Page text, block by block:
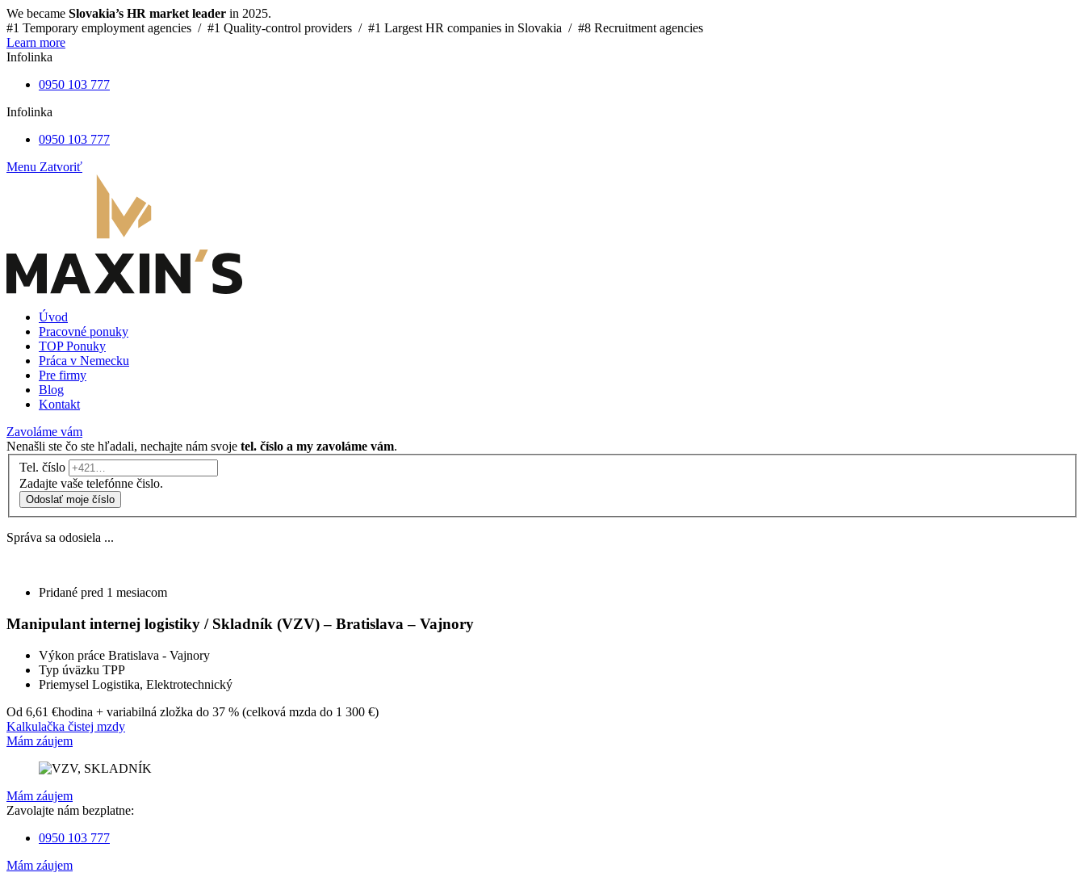
We became Slovakia’s HR market leader in 2025.
#1 Temporary employment agencies / #1 Quality-control providers / #1 Largest HR companies in Slovakia / #8 Recruitment agencies
Learn more
Infolinka
0950 103 777
Infolinka
0950 103 777
Menu Zatvoriť
Úvod
Pracovné ponuky
TOP Ponuky
Práca v Nemecku
Pre firmy
Blog
Kontakt
Zavoláme vám
Nenašli ste čo ste hľadali, nechajte nám svoje tel. číslo a my zavoláme vám.
Tel. číslo
Zadajte vaše telefónne čislo.
Odoslať moje číslo
Správa sa odosiela ...
Pridané pred 1 mesiacom
Manipulant internej logistiky / Skladník (VZV) – Bratislava – Vajnory
Výkon práce Bratislava - Vajnory
Typ úväzku TPP
Priemysel Logistika, Elektrotechnický
Od 6,61 €hodina + variabilná zložka do 37 % (celková mzda do 1 300 €)
Kalkulačka čistej mzdy
Mám záujem
Mám záujem
Zavolajte nám bezplatne:
0950 103 777
Mám záujem